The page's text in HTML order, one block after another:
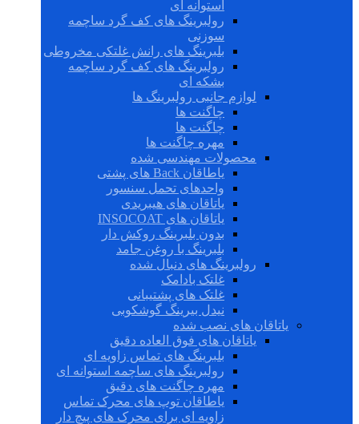
استوانه ای
رولبرینگ های کف گرد ساچمه
سوزنی
بلبرینگ های رانش غلتکی مخروطی
رولبرینگ های کف گرد ساچمه
بشکه ای
لوازم جانبی رولبرینگ ها
چاگنت ها
چاگنت ها
مهره چاگنت ها
محصولات مهندسی شده
یاطاقان Back های پشتی
واحدهای تحمل سنسور
یاتاقان های هیبریدی
یاتاقان های INSOCOAT
بدون بلبرینگ روکش دار
بلبرینگ با روغن جامد
رولبرینگ های دنبال شده
غلتک بادامک
غلتک های پشتیبانی
نیدل بیرینگ گوشکوبی
یاتاقان های نصب شده
یاتاقان های فوق العاده دقیق
بلبرینگ های تماس زاویه ای
رولبرینگ های ساچمه استوانه ای
مهره چاگنت های دقیق
یاطاقان توپ های محرک تماس
زاویه ای برای محرک های پیچ دار